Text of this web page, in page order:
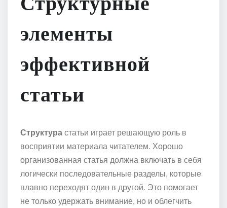
элементы
эффективной
статьи
Структурастатьи играет решающую роль в
восприятии материала читателем. Хорошо
организованная статья должна включать в себя
логически последовательные разделы, которые
плавно переходят один в другой. Это помогает
не только удержать внимание, но и облегчить